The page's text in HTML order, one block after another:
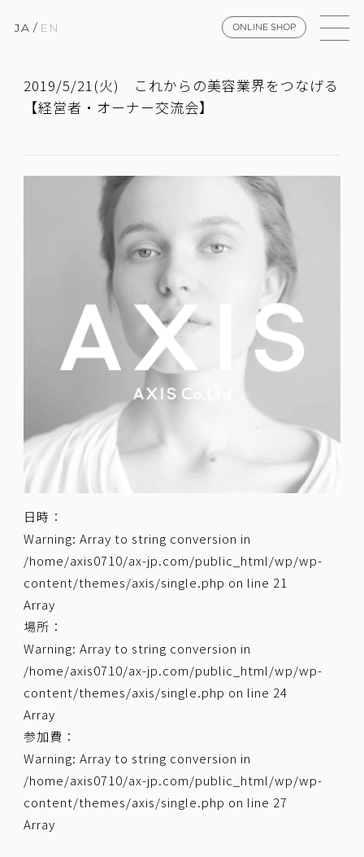
JA / EN ONLINE SHOP
2019/5/21(火) これからの美容業界をつなげる
【経営者・オーナー交流会】
日時：
Warning: Array to string conversion in
/home/axis0710/ax-jp.com/public_html/wp/wp-
content/themes/axis/single.php on line 21
Array
場所：
Warning: Array to string conversion in
/home/axis0710/ax-jp.com/public_html/wp/wp-
content/themes/axis/single.php on line 24
Array
参加費：
Warning: Array to string conversion in
/home/axis0710/ax-jp.com/public_html/wp/wp-
content/themes/axis/single.php on line 27
Array